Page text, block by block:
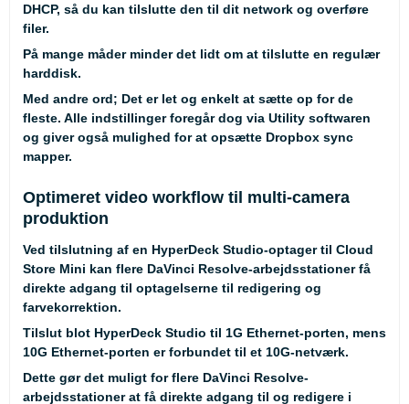
DHCP, så du kan tilslutte den til dit network og overføre
filer.
På mange måder minder det lidt om at tilslutte en regulær
harddisk.
Med andre ord; Det er let og enkelt at sætte op for de
fleste. Alle indstillinger foregår dog via Utility softwaren
og giver også mulighed for at opsætte Dropbox sync
mapper.
Optimeret video workflow til multi-camera
produktion
Ved tilslutning af en HyperDeck Studio-optager til Cloud
Store Mini kan flere DaVinci Resolve-arbejdsstationer få
direkte adgang til optagelserne til redigering og
farvekorrektion.
Tilslut blot HyperDeck Studio til 1G Ethernet-porten, mens
10G Ethernet-porten er forbundet til et 10G-netværk.
Dette gør det muligt for flere DaVinci Resolve-
arbejdsstationer at få direkte adgang til og redigere i